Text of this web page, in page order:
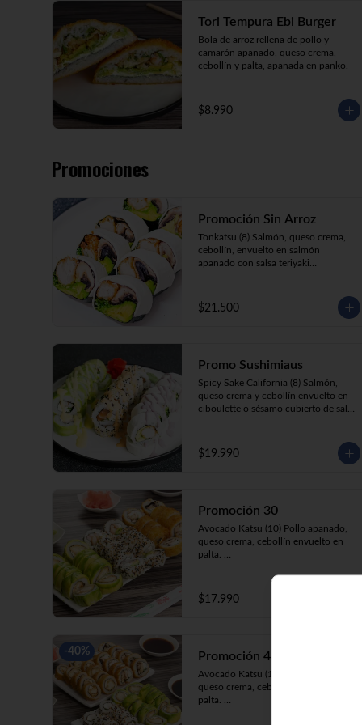
Tori Tempura Ebi Burger
Bola de arroz rellena de pollo y
camarón apanado, queso crema,
cebollín y palta, apanada en panko.
$8.990
Promociones
Promoción Sin Arroz
Tonkatsu (8) Salmón, queso crema,
cebollín, envuelto en salmón
apanado con salsa teriyaki
crema
Sake Ebi (8) Camarón, salmón, queso
$21.500
Promo Sushimiaus
Spicy Sake California (8) Salmón,
queso crema y cebollín envuelto en
ciboulette o sésamo cubierto de salsa
queso crema, cebollín, envuelto en
palta cubierto de salsa huancaína.
$19.990
Promoción 30
Avocado Katsu (10) Pollo apanado,
queso crema, cebollín envuelto en
palta.
crema, cebollín envuelto en
ciboulette.
Champi Roll (10) Champiñón, queso
$17.990
-40% Promoción 40 Mixta
Avocado Katsu (10) Pollo apanado,
queso crema, cebollín, envuelto en
palta.